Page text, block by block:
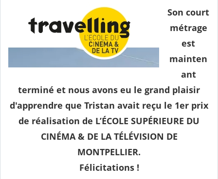
Son court
métrage
est
mainten
ant
terminé et nous avons eu le grand plaisir
d'apprendre que Tristan avait reçu le 1er prix
de réalisation de L’ÉCOLE SUPÉRIEURE DU
CINÉMA & DE LA TÉLÉVISION DE
MONTPELLIER.
Félicitations !